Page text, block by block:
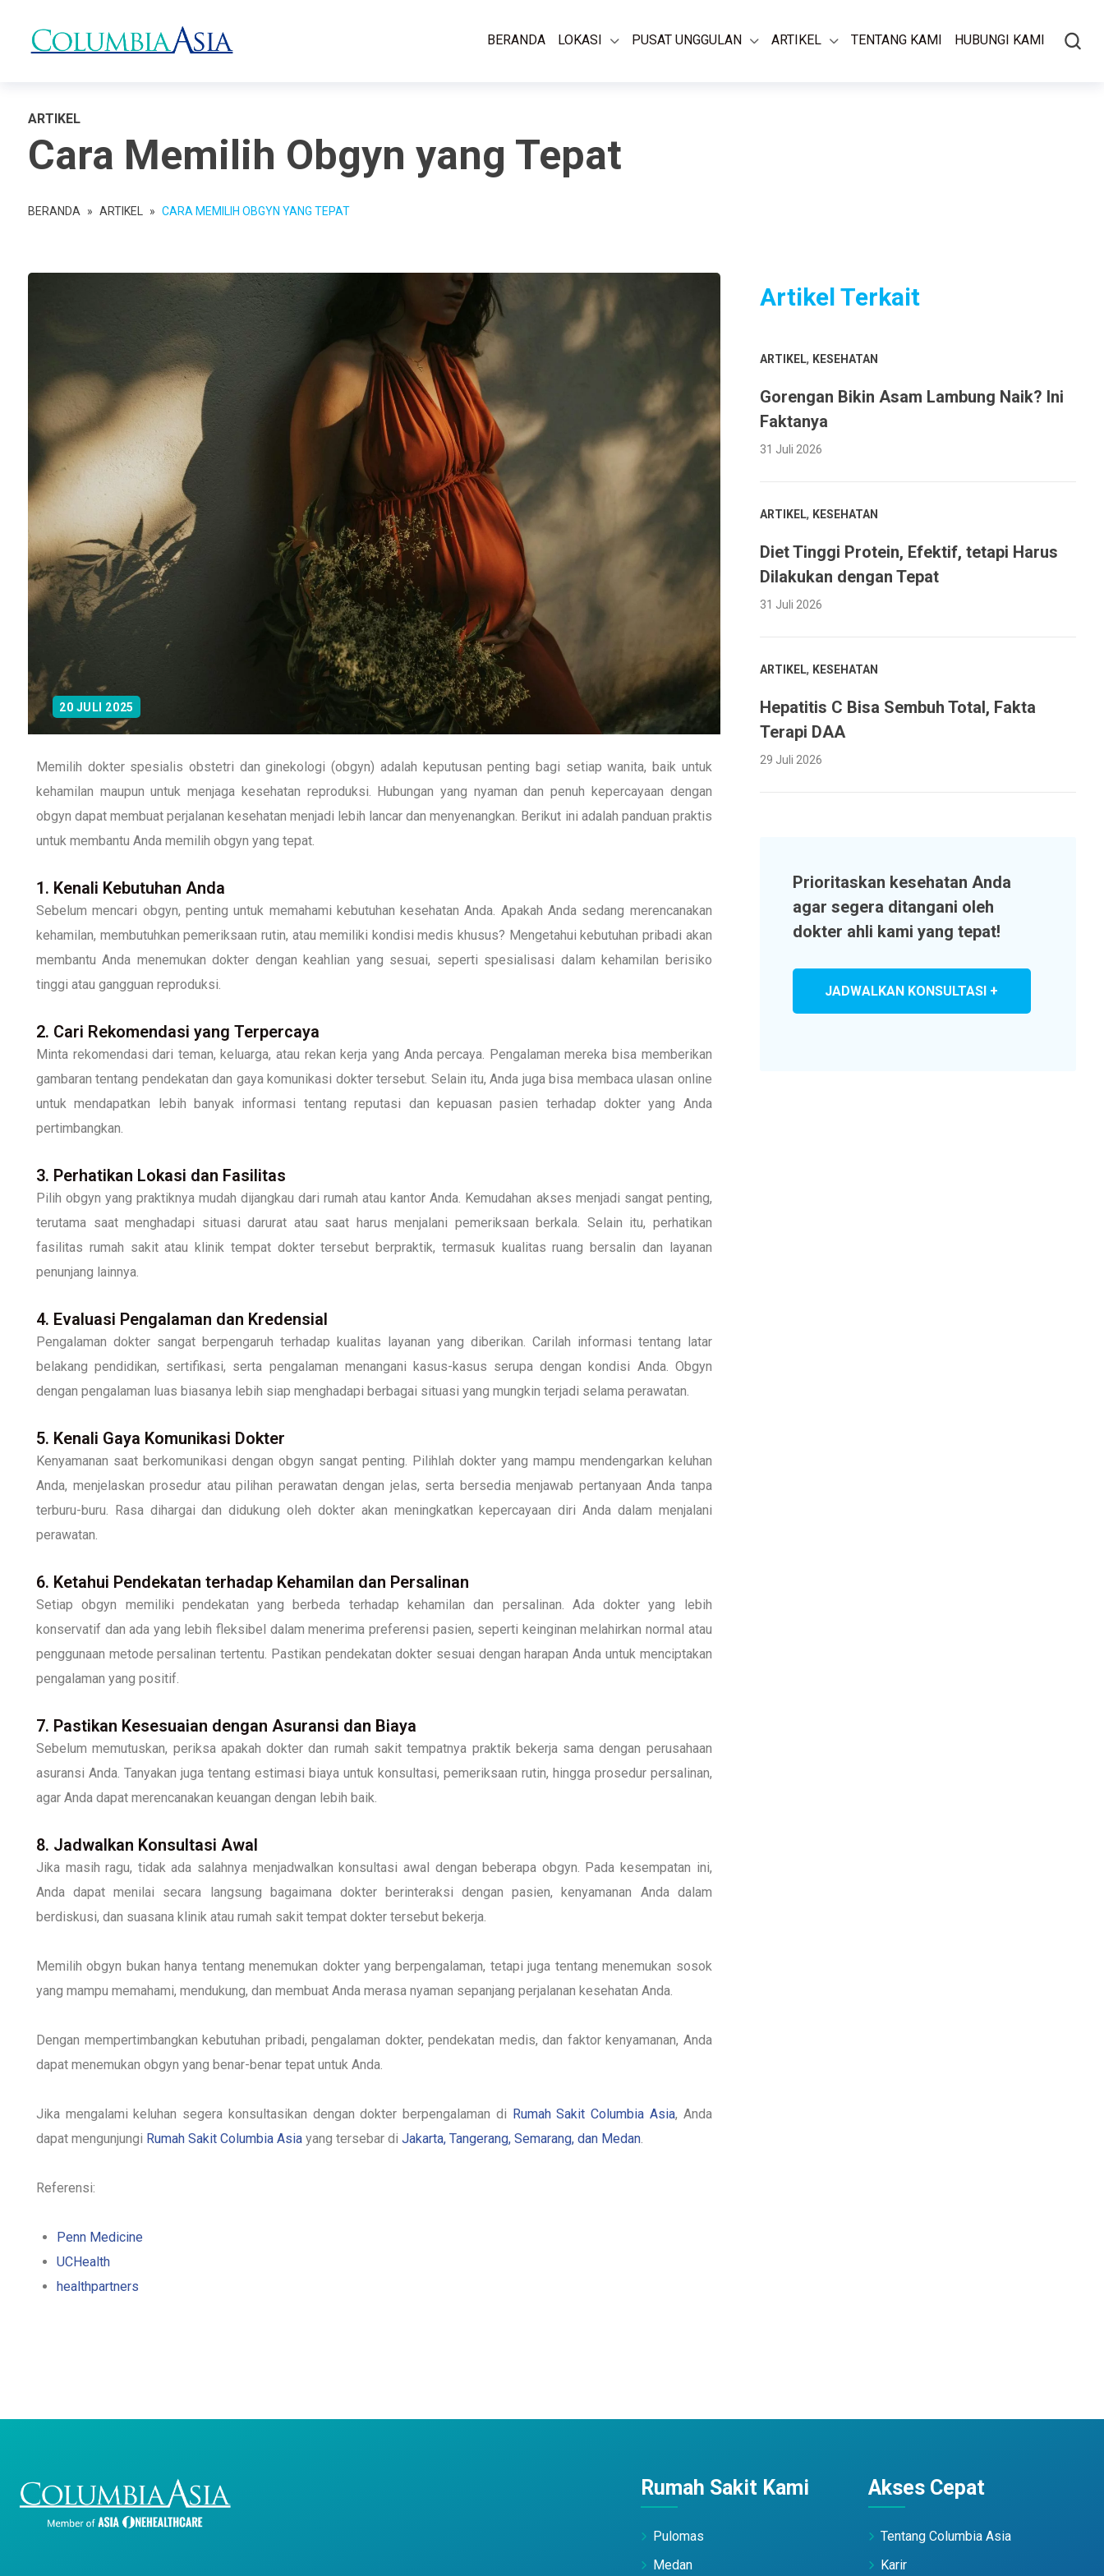
BERANDA LOKASI PUSAT UNGGULAN ARTIKEL TENTANG KAMI HUBUNGI KAMI
ARTIKEL
Cara Memilih Obgyn yang Tepat
BERANDA » ARTIKEL » CARA MEMILIH OBGYN YANG TEPAT
20 JULI 2025
Memilih dokter spesialis obstetri dan ginekologi (obgyn) adalah keputusan penting bagi setiap wanita, baik untuk
kehamilan maupun untuk menjaga kesehatan reproduksi. Hubungan yang nyaman dan penuh kepercayaan dengan
obgyn dapat membuat perjalanan kesehatan menjadi lebih lancar dan menyenangkan. Berikut ini adalah panduan praktis
untuk membantu Anda memilih obgyn yang tepat.
1. Kenali Kebutuhan Anda
Sebelum mencari obgyn, penting untuk memahami kebutuhan kesehatan Anda. Apakah Anda sedang merencanakan
kehamilan, membutuhkan pemeriksaan rutin, atau memiliki kondisi medis khusus? Mengetahui kebutuhan pribadi akan
membantu Anda menemukan dokter dengan keahlian yang sesuai, seperti spesialisasi dalam kehamilan berisiko
tinggi atau gangguan reproduksi.
2. Cari Rekomendasi yang Terpercaya
Minta rekomendasi dari teman, keluarga, atau rekan kerja yang Anda percaya. Pengalaman mereka bisa memberikan
gambaran tentang pendekatan dan gaya komunikasi dokter tersebut. Selain itu, Anda juga bisa membaca ulasan online
untuk mendapatkan lebih banyak informasi tentang reputasi dan kepuasan pasien terhadap dokter yang Anda
pertimbangkan.
3. Perhatikan Lokasi dan Fasilitas
Pilih obgyn yang praktiknya mudah dijangkau dari rumah atau kantor Anda. Kemudahan akses menjadi sangat penting,
terutama saat menghadapi situasi darurat atau saat harus menjalani pemeriksaan berkala. Selain itu, perhatikan
fasilitas rumah sakit atau klinik tempat dokter tersebut berpraktik, termasuk kualitas ruang bersalin dan layanan
penunjang lainnya.
4. Evaluasi Pengalaman dan Kredensial
Pengalaman dokter sangat berpengaruh terhadap kualitas layanan yang diberikan. Carilah informasi tentang latar
belakang pendidikan, sertifikasi, serta pengalaman menangani kasus-kasus serupa dengan kondisi Anda. Obgyn
dengan pengalaman luas biasanya lebih siap menghadapi berbagai situasi yang mungkin terjadi selama perawatan.
5. Kenali Gaya Komunikasi Dokter
Kenyamanan saat berkomunikasi dengan obgyn sangat penting. Pilihlah dokter yang mampu mendengarkan keluhan
Anda, menjelaskan prosedur atau pilihan perawatan dengan jelas, serta bersedia menjawab pertanyaan Anda tanpa
terburu-buru. Rasa dihargai dan didukung oleh dokter akan meningkatkan kepercayaan diri Anda dalam menjalani
perawatan.
6. Ketahui Pendekatan terhadap Kehamilan dan Persalinan
Setiap obgyn memiliki pendekatan yang berbeda terhadap kehamilan dan persalinan. Ada dokter yang lebih
konservatif dan ada yang lebih fleksibel dalam menerima preferensi pasien, seperti keinginan melahirkan normal atau
penggunaan metode persalinan tertentu. Pastikan pendekatan dokter sesuai dengan harapan Anda untuk menciptakan
pengalaman yang positif.
7. Pastikan Kesesuaian dengan Asuransi dan Biaya
Sebelum memutuskan, periksa apakah dokter dan rumah sakit tempatnya praktik bekerja sama dengan perusahaan
asuransi Anda. Tanyakan juga tentang estimasi biaya untuk konsultasi, pemeriksaan rutin, hingga prosedur persalinan,
agar Anda dapat merencanakan keuangan dengan lebih baik.
8. Jadwalkan Konsultasi Awal
Jika masih ragu, tidak ada salahnya menjadwalkan konsultasi awal dengan beberapa obgyn. Pada kesempatan ini,
Anda dapat menilai secara langsung bagaimana dokter berinteraksi dengan pasien, kenyamanan Anda dalam
berdiskusi, dan suasana klinik atau rumah sakit tempat dokter tersebut bekerja.
Memilih obgyn bukan hanya tentang menemukan dokter yang berpengalaman, tetapi juga tentang menemukan sosok
yang mampu memahami, mendukung, dan membuat Anda merasa nyaman sepanjang perjalanan kesehatan Anda.
Dengan mempertimbangkan kebutuhan pribadi, pengalaman dokter, pendekatan medis, dan faktor kenyamanan, Anda
dapat menemukan obgyn yang benar-benar tepat untuk Anda.
Jika mengalami keluhan segera konsultasikan dengan dokter berpengalaman di Rumah Sakit Columbia Asia, Anda
dapat mengunjungi Rumah Sakit Columbia Asia yang tersebar di Jakarta, Tangerang, Semarang, dan Medan
Referensi:
Penn Medicine
UCHealth
healthpartners
Artikel Terkait
ARTIKEL, KESEHATAN
Gorengan Bikin Asam Lambung Naik? Ini
Faktanya
31 Juli 2026
ARTIKEL, KESEHATAN
Diet Tinggi Protein, Efektif, tetapi Harus
Dilakukan dengan Tepat
31 Juli 2026
ARTIKEL, KESEHATAN
Hepatitis C Bisa Sembuh Total, Fakta
Terapi DAA
29 Juli 2026
Prioritaskan kesehatan Anda
agar segera ditangani oleh
dokter ahli kami yang tepat!
JADWALKAN KONSULTASI +
Rumah Sakit Kami
Pulomas
Medan
Akses Cepat
Tentang Columbia Asia
Karir